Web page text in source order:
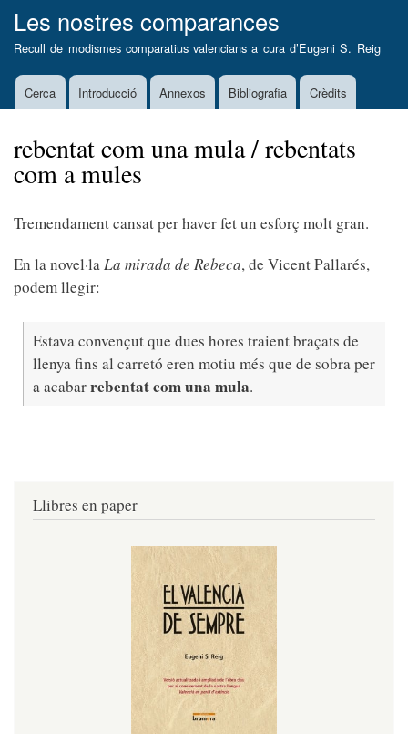
al
contingut
Les nostres comparances
Recull de modismes comparatius valencians a cura d’Eugeni S. Reig
MainCerca Introducció Annexos Bibliografia Crèdits
rebentat com una mula / rebentats
com a mules
Tremendament cansat per haver fet un esforç molt gran.
En la novel·laLa mirada de Rebeca,de Vicent Pallarés,
podem llegir:
Estava convençut que dues hores traient braçats de
llenya fins al carretó eren motiu més que de sobra per
a acabarrebentat com una mula.
Llibres en paper